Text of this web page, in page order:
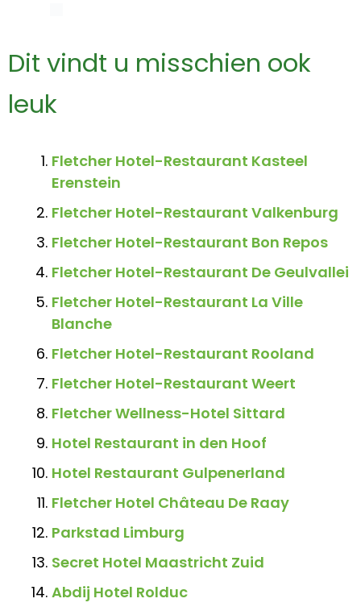
Dit vindt u misschien ook
leuk
Fletcher Hotel-Restaurant Kasteel
Erenstein
Fletcher Hotel-Restaurant Valkenburg
Fletcher Hotel-Restaurant Bon Repos
Fletcher Hotel-Restaurant De Geulvallei
Fletcher Hotel-Restaurant La Ville
Blanche
Fletcher Hotel-Restaurant Rooland
Fletcher Hotel-Restaurant Weert
Fletcher Wellness-Hotel Sittard
Hotel Restaurant in den Hoof
Hotel Restaurant Gulpenerland
Fletcher Hotel Château De Raay
Parkstad Limburg
Secret Hotel Maastricht Zuid
Abdij Hotel Rolduc